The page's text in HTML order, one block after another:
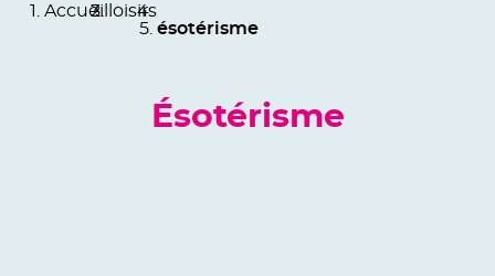
Accueil loisirs
ésotérisme
Ésotérisme